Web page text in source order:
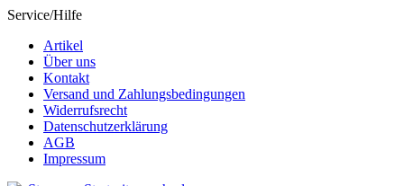
Service/Hilfe
Artikel
Über uns
Kontakt
Versand und Zahlungsbedingungen
Widerrufsrecht
Datenschutzerklärung
AGB
Impressum